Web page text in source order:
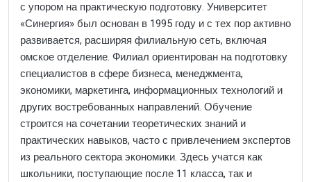
с упором на практическую подготовку. Университет
«Синергия» был основан в 1995 году и с тех пор активно
развивается, расширяя филиальную сеть, включая
омское отделение. Филиал ориентирован на подготовку
специалистов в сфере бизнеса, менеджмента,
экономики, маркетинга, информационных технологий и
других востребованных направлений. Обучение
строится на сочетании теоретических знаний и
практических навыков, часто с привлечением экспертов
из реального сектора экономики. Здесь учатся как
школьники, поступающие после 11 класса, так и